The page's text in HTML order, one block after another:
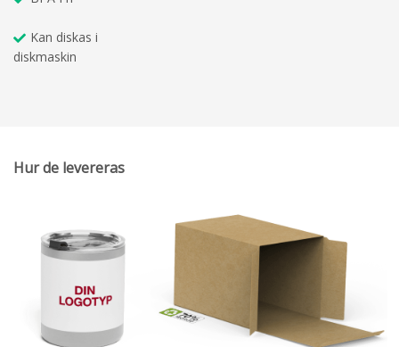
Kan diskas i
diskmaskin
Hur de levereras